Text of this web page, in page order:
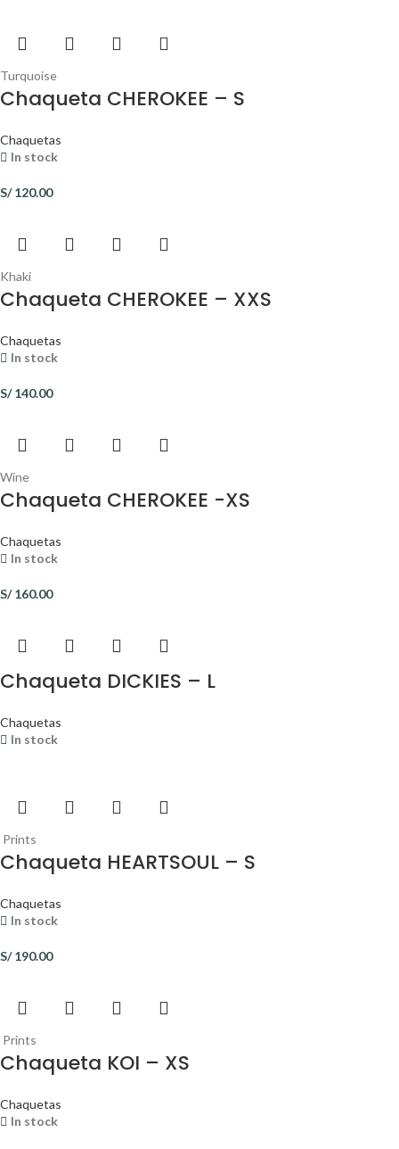
Turquoise
Chaqueta CHEROKEE – S
Chaquetas
In stock
S/120.00
Khaki
Chaqueta CHEROKEE – XXS
Chaquetas
In stock
S/140.00
Wine
Chaqueta CHEROKEE -XS
Chaquetas
In stock
S/160.00
Chaqueta DICKIES – L
Chaquetas
In stock
Prints
Chaqueta HEARTSOUL – S
Chaquetas
In stock
S/190.00
Prints
Chaqueta KOI – XS
Chaquetas
In stock